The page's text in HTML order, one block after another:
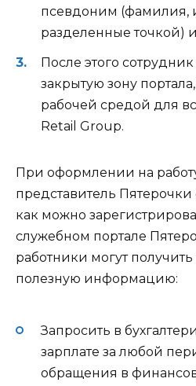
псевдоним (фамилия,
разделенные точкой)
После этого
закрытую зону
рабочей средой для
Retail Group.
При оформлении на
представитель
как можно
служебном портале
работники могут
полезную информацию:
Запросить в
зарплате за любой
обращения в